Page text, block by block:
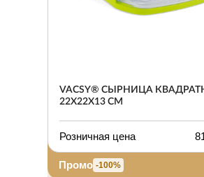
VACSY® СЫРНИЦА
22X22X13 СМ
Розничная цена
Промо -100%